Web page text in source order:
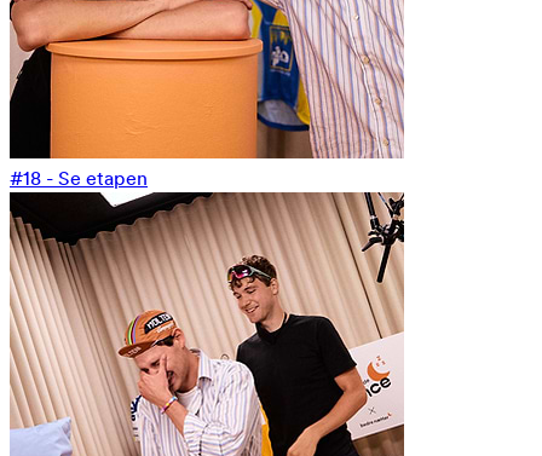
#18 - Se etapen